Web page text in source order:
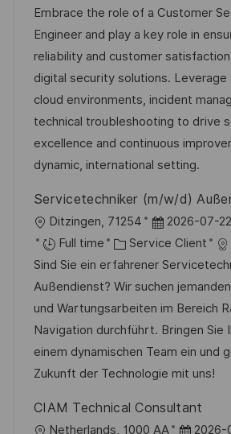
c
a
l
i
s
a
t
i
n
t
e
d
’
a
f
f
i
h
a
g
e
f
é
r
e
n
c
e
p
o
s
t
e
a
t
é
g
o
r
i
e
Embrace the role of a Customer
Engineer and play a key role in
reliability and customer
digital security solutions.
cloud environments, incident
technical troubleshooting to drive
excellence and continuous
dynamic, international setting.
Servicetechniker (m/w/d)
o
c
a
l
i
s
a
Ditzingen, 71254
D
a
t
e
d
’
a
f
i
2026-07-22
Full time
C
a
t
é
g
o
r
e
Service Client
Sind Sie ein erfahrener
Außendienst? Wir suchen
und Wartungsarbeiten im Bereich
Navigation durchführt. Bringen Sie
einem dynamischen Team ein und
Zukunft der Technologie mit uns!
CIAM Technical Consultant
Netherlands, 1000 AA
D 2026-